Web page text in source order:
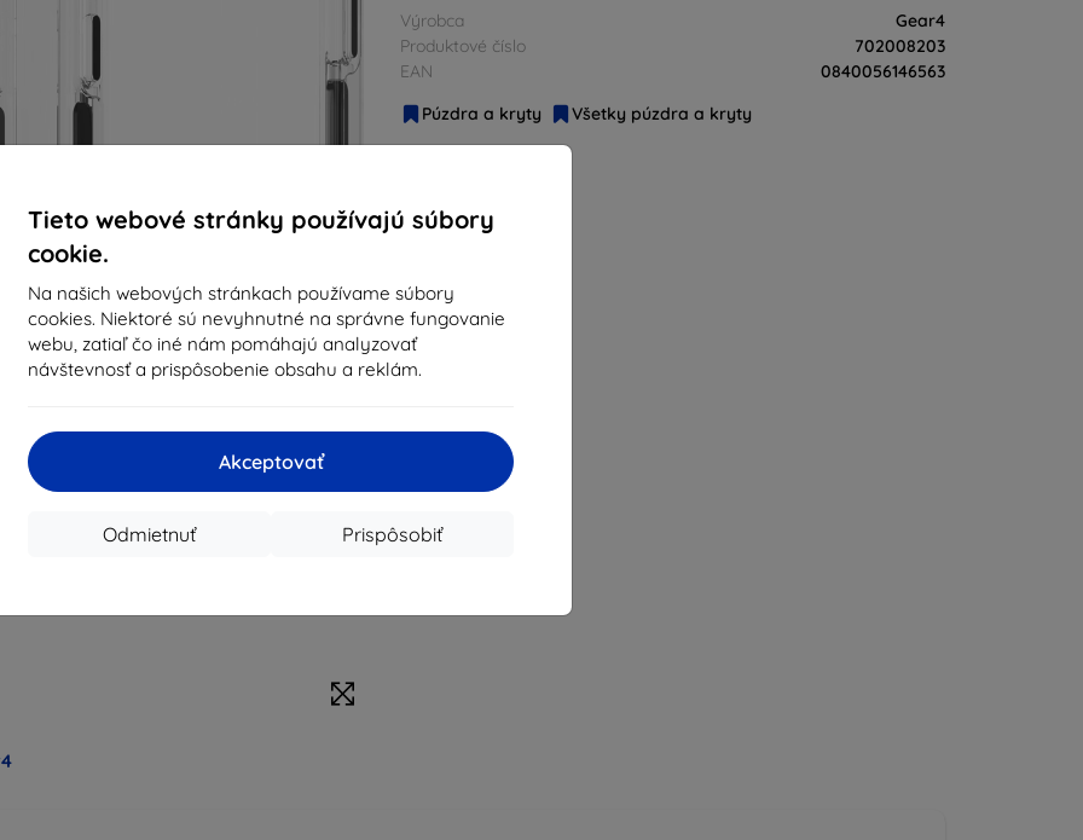
Tieto webové stránky používajú súbory
cookie.
Na našich webových stránkach používame súbory
cookies. Niektoré sú nevyhnutné na správne fungovanie
webu, zatiaľ čo iné nám pomáhajú analyzovať
návštevnosť a prispôsobenie obsahu a reklám.
Akceptovať
Prispôsobiť
Odmietnuť
Výrobca
Gear4
Produktové číslo
702008203
EAN
0840056146563
Púzdra a kryty
Všetky púzdra a kryty